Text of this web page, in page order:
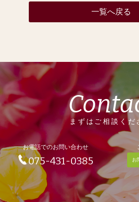
一覧へ戻る
まずはご相談くだ
お電話でのお問い合わせ
075-431-0385 お